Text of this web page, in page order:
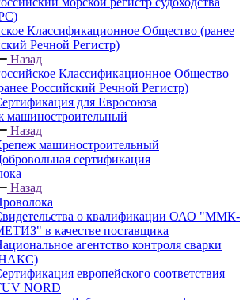
Классификационное Общество (ранее
Речной Регистр)
Назад
Классификационное Общество
Российский Речной Регистр)
для Евросоюза
машиностроительный
Назад
машиностроительный
сертификация
Назад
о квалификации ОАО "ММК-
в качестве поставщика
агентство контроля сварки
европейского соответствия
NORD